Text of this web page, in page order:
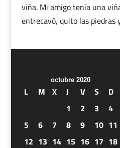
viña. Mi amigo tenía una
entrecavó, quito las piedras
octubre 2020
L M X J V S
D
1
2 3
4
5
6 7 8 9 10 11
12 13 14 15 16 17 18